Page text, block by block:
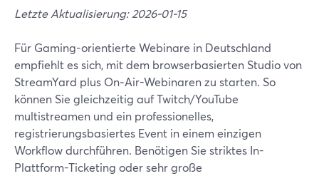
Letzte Aktualisierung: 2026-01-15
Für Gaming-orientierte Webinare in Deutschland
empfiehlt es sich, mit dem browserbasierten Studio von
StreamYard plus On‑Air-Webinaren zu starten. So
können Sie gleichzeitig auf Twitch/YouTube
multistreamen und ein professionelles,
registrierungsbasiertes Event in einem einzigen
Workflow durchführen. Benötigen Sie striktes In-
Plattform-Ticketing oder sehr große